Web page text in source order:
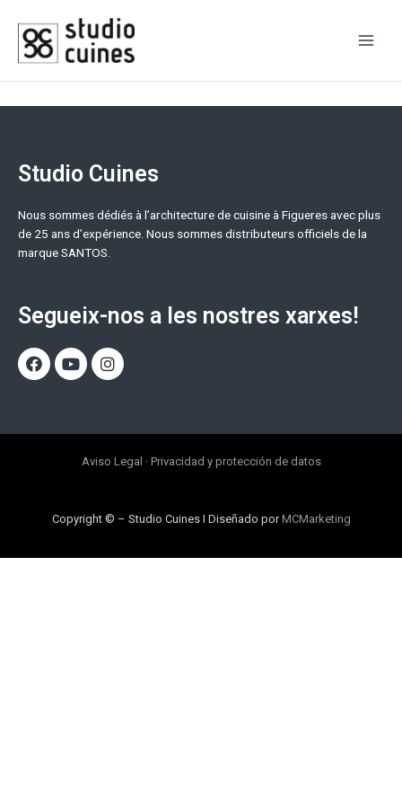
Studio Cuines
Nous sommes dédiés à l’architecture de cuisine à Figueres avec plus
de 25 ans d’expérience. Nous sommes distributeurs officiels de la
marque SANTOS.
Segueix-nos a les nostres xarxes!
Aviso Legal · Privacidad y protección de datos
Copyright © – Studio Cuines I Diseñado porMCMarketing